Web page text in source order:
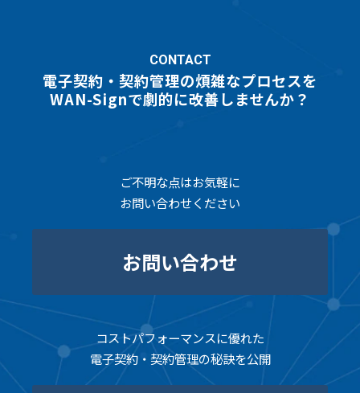
CONTACT
電子契約・契約管理の煩雑なプロセスを
WAN-Signで劇的に改善しませんか？
ご不明な点はお気軽に
お問い合わせください
お問い合わせ
コストパフォーマンスに優れた
電子契約・契約管理の秘訣を公開